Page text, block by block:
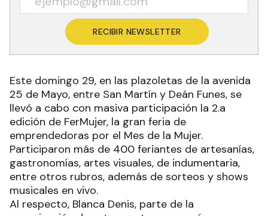
RECIBIR NEWSLETTER
Este domingo 29, en las plazoletas de la avenida
25 de Mayo, entre San Martín y Deán Funes, se
llevó a cabo con masiva participación la 2.a
edición de FerMujer, la gran feria de
emprendedoras por el Mes de la Mujer.
Participaron más de 400 feriantes de artesanías,
gastronomías, artes visuales, de indumentaria,
entre otros rubros, además de sorteos y shows
musicales en vivo.
Al respecto, Blanca Denis, parte de la